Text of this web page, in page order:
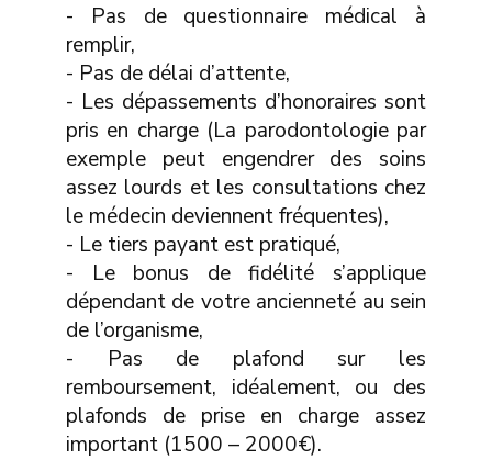
- Pas de questionnaire médical à
remplir,
- Pas de délai d’attente,
- Les dépassements d’honoraires sont
pris en charge (La parodontologie par
exemple peut engendrer des soins
assez lourds et les consultations chez
le médecin deviennent fréquentes),
- Le tiers payant est pratiqué,
- Le bonus de fidélité s’applique
dépendant de votre ancienneté au sein
de l’organisme,
- Pas de plafond sur les
remboursement, idéalement, ou des
plafonds de prise en charge assez
important (1500 – 2000€).